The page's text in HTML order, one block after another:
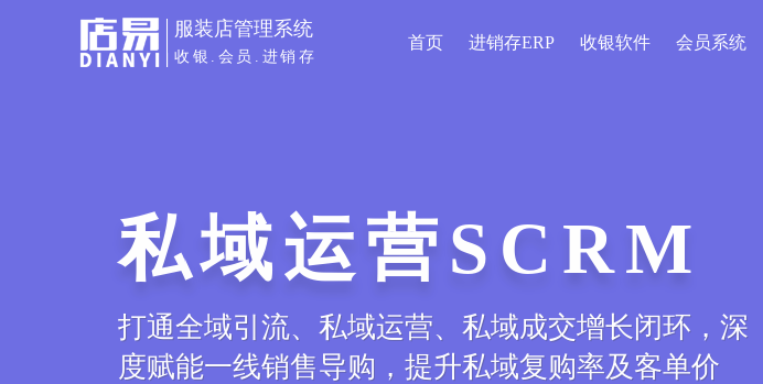
服装店管理系统
收银.会员.进销存
首页 进销存ERP 收银软件 会员系统
商城小程序
服装专属小程序电商平台，线上线下商品、会员、
库存、订单等数据实时同步，打造服装新零售o2o